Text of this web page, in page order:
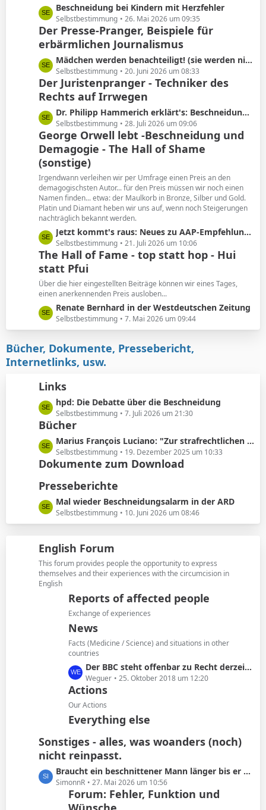
e
L
e
t
z
e
B
e
i
t
r
ä
g
e
Beschneidung bei Kindern mit Herzfehler
Selbstbestimmung 26. Mai 2026 um 09:35
Der Presse-Pranger, Beispiele für
erbärmlichen Journalismus
L
e
t
z
e
B
e
i
t
r
ä
g
e
Mädchen werden benachteiligt! (sie werden nicht beschnitten)
Selbstbestimmung 20. Juni 2026 um 08:33
Der Juristenpranger - Techniker des
Rechts auf Irrwegen
L
e
t
z
t
e
B
e
i
t
r
ä
g
e
Dr. Philipp Hammerich erklärt's: Beschneidung hat keine Spätfolgen!
Selbstbestimmung 28. Juli 2026 um 09:06
George Orwell lebt -Beschneidung und
Demagogie - The Hall of Shame
(sonstige)
Irgendwann verleihen wir per Umfrage einen Preis an den
demagogischsten Autor... für den Preis müssen wir noch einen
Namen finden... etwa: der Maulkorb in Bronze, Silber und Gold.
Platin und Diamant heben wir uns auf, wenn noch Steigerungen
nachträglich bekannt werden.
L
e
t
z
t
e
B
e
i
r
ä
e
Jetzt kommt's raus: Neues zu AAP-Empfehlung von 2012!
Selbstbestimmung 21. Juli 2026 um 10:06
The Hall of Fame - top statt hop - Hui
statt Pfui
Über die hier eingestellten Beiträge können wir eines Tages,
einen anerkennenden Preis ausloben...
L
e
t
t
e
e
i
t
r
ä
g
e
Renate Bernhard in der Westdeutschen Zeitung
Selbstbestimmung 7. Mai 2026 um 09:44
Bücher, Dokumente, Pressebericht,
Internetlinks, usw.
Links
L
e
t
z
t
e
e
t
r
g
hpd: Die Debatte über die Beschneidung
Selbstbestimmung 7. Juli 2026 um 21:30
Bücher
L
e
t
t
e
B
e
t
r
ä
g
Marius François Luciano: "Zur strafrechtlichen Einordnung medizinisch nicht indizierter Eingriffe in die Körpersubstanz von Kindern"
Selbstbestimmung 19. Dezember 2025 um 10:33
Dokumente zum Download
Presseberichte
L
e
t
t
e
B
e
Mal wieder Beschneidungsalarm in der ARD
Selbstbestimmung 10. Juni 2026 um 08:46
English Forum
This forum provides people the opportunity to express
themselves and their experiences with the circumcision in
English
Reports of affected people
Exchange of experiences
News
Facts (Medicine / Science) and situations in other
countries
L
e
t
z
t
e
B
e
i
t
r
ä
Der BBC steht offenbar zu Recht derzeit in der Kritik
Weguer 25. Oktober 2018 um 12:20
Actions
Our Actions
Everything else
Sonstiges - alles, was woanders (noch)
nicht reinpasst.
L
e
Braucht ein beschnittener Mann länger bis er kommt oder ist das Schwachsinn?
SimonnR 27. Mai 2026 um 10:56
Forum: Fehler, Funktion und